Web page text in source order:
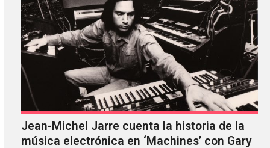
Jean-Michel Jarre cuenta la historia de la
música electrónica en ‘Machines’ con Gary